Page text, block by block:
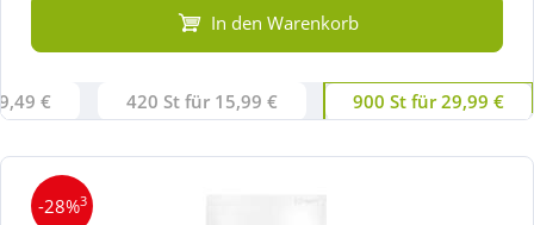
In den Warenkorb
€ 420 St für 15,99 € 900 St für 29,99 €
-28%3